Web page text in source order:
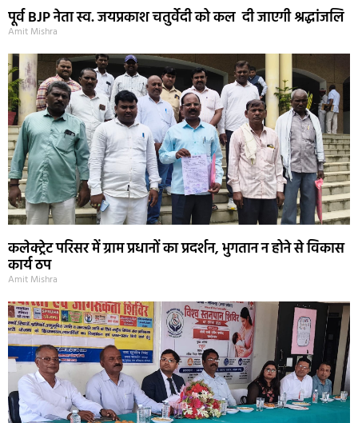
पूर्व BJP नेता स्व. जयप्रकाश चतुर्वेदी को कल दी जाएगी श्रद्धांजलि
Amit Mishra
कलेक्ट्रेट परिसर में ग्राम प्रधानों का प्रदर्शन, भुगतान न होने से विकास
कार्य ठप
Amit Mishra